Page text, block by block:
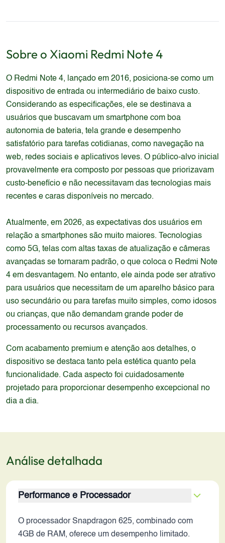
Sobre o Xiaomi Redmi Note 4
O Redmi Note 4, lançado em 2016, posiciona-se como um
dispositivo de entrada ou intermediário de baixo custo.
Considerando as especificações, ele se destinava a
usuários que buscavam um smartphone com boa
autonomia de bateria, tela grande e desempenho
satisfatório para tarefas cotidianas, como navegação na
web, redes sociais e aplicativos leves. O público-alvo inicial
provavelmente era composto por pessoas que priorizavam
custo-benefício e não necessitavam das tecnologias mais
recentes e caras disponíveis no mercado.
Atualmente, em 2026, as expectativas dos usuários em
relação a smartphones são muito maiores. Tecnologias
como 5G, telas com altas taxas de atualização e câmeras
avançadas se tornaram padrão, o que coloca o Redmi Note
4 em desvantagem. No entanto, ele ainda pode ser atrativo
para usuários que necessitam de um aparelho básico para
uso secundário ou para tarefas muito simples, como idosos
ou crianças, que não demandam grande poder de
processamento ou recursos avançados.
Com acabamento premium e atenção aos detalhes, o
dispositivo se destaca tanto pela estética quanto pela
funcionalidade. Cada aspecto foi cuidadosamente
projetado para proporcionar desempenho excepcional no
dia a dia.
Análise detalhada
Performance e Processador
O processador Snapdragon 625, combinado com
4GB de RAM, oferece um desempenho limitado.